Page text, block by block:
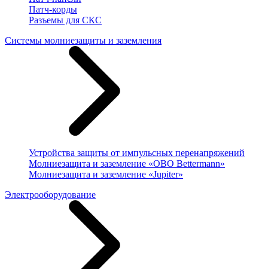
Патч-корды
Разъемы для СКС
Системы молниезащиты и заземления
Устройства защиты от импульсных перенапряжений
Молниезащита и заземление «OBO Bettermann»
Молниезащита и заземление «Jupiter»
Электрооборудование